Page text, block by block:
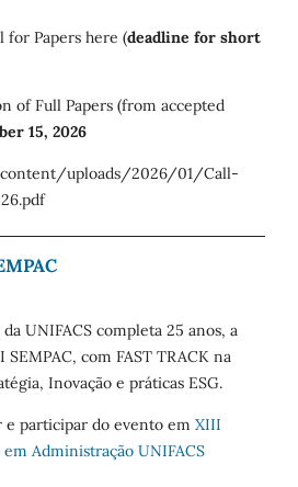
for Papers here (deadline for short
of Full Papers (from accepted
15, 2026
uploads/2026/01/Call-
UNIFACS completa 25 anos, a
com FAST TRACK na
Inovação e práticas ESG.
e participar do evento em XIII
Administração UNIFACS